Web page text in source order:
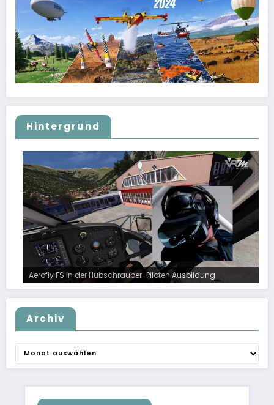
Hintergrund
Aerofly FS in der Hubschrauber-Piloten Ausbildung
Archiv